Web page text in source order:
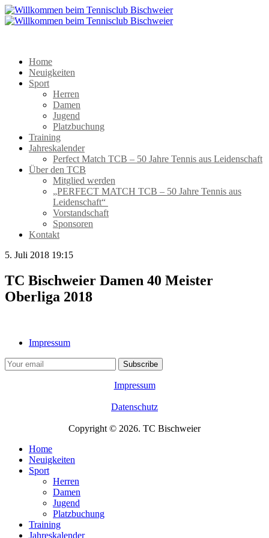
Home
Neuigkeiten
Sport
Herren
Damen
Jugend
Platzbuchung
Training
Jahreskalender
Perfect Match TCB – 50 Jahre Tennis aus Leidenschaft
Über den TCB
Mitglied werden
„PERFECT MATCH TCB – 50 Jahre Tennis aus
Leidenschaft“
Vorstandschaft
Sponsoren
Kontakt
5. Juli 2018 19:15
TC Bischweier Damen 40 Meister
Oberliga 2018
Impressum
Impressum
Datenschutz
Copyright © 2026. TC Bischweier
Home
Neuigkeiten
Sport
Herren
Damen
Jugend
Platzbuchung
Training
Jahreskalender